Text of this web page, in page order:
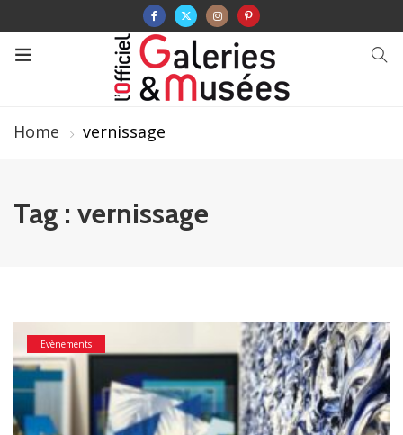
Home vernissage
Tag : vernissage
Evènements